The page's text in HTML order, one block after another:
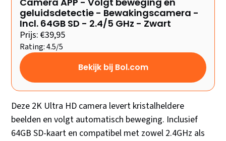
geluidsdetectie - Bewakingscamera -
Incl. 64GB SD - 2.4/5 GHz - Zwart
Prijs: €39,95
Rating: 4.5/5
Bekijk bij Bol.com
Deze 2K Ultra HD camera levert kristalheldere
beelden en volgt automatisch beweging. Inclusief
64GB SD-kaart en compatibel met zowel 2.4GHz als